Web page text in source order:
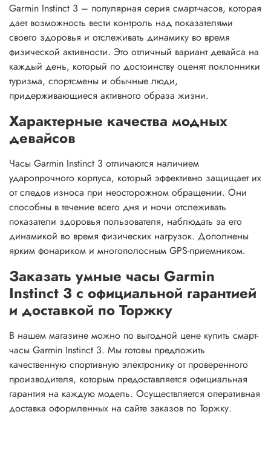
Garmin Instinct 3 – популярная серия смарт-часов, которая
дает возможность вести контроль над показателями
своего здоровья и отслеживать динамику во время
физической активности. Это отличный вариант девайса на
каждый день, который по достоинству оценят поклонники
туризма, спортсмены и обычные люди,
придерживающиеся активного образа жизни.
Характерные качества модных
девайсов
Часы Garmin Instinct 3 отличаются наличием
ударопрочного корпуса, который эффективно защищает их
от следов износа при неосторожном обращении. Они
способны в течение всего дня и ночи отслеживать
показатели здоровья пользователя, наблюдать за его
динамикой во время физических нагрузок. Дополнены
ярким фонариком и многополосным GPS-приемником.
Заказать умные часы Garmin
Instinct 3 с официальной гарантией
и доставкой по Торжку
В нашем магазине можно по выгодной цене купить смарт-
часы Garmin Instinct 3. Мы готовы предложить
качественную спортивную электронику от проверенного
производителя, которым предоставляется официальная
гарантия на каждую модель. Осуществляется оперативная
доставка оформленных на сайте заказов по Торжку.